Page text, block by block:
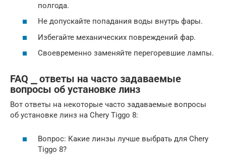
полгода.
Не допускайте попадания воды внутрь фары.
Избегайте механических повреждений фар.
Своевременно заменяйте перегоревшие лампы.
FAQ ⎯ ответы на часто задаваемые
вопросы об установке линз
Вот ответы на некоторые часто задаваемые вопросы
об установке линз на Chery Tiggo 8:
Вопрос: Какие линзы лучше выбрать для Chery
Tiggo 8?